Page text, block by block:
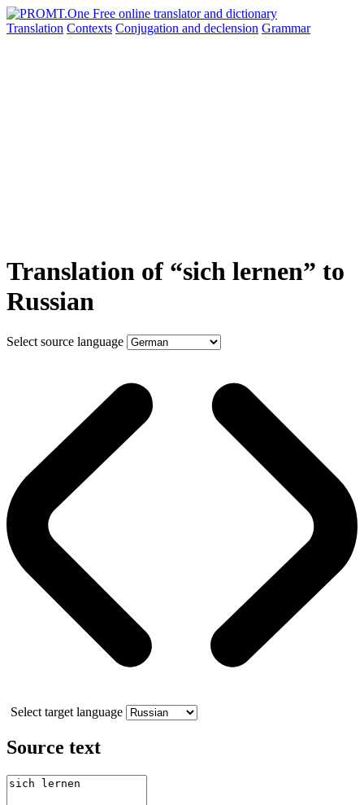
Translation Contexts Conjugation and declension Grammar
Translation of “sich lernen” to
Russian
Select source language
Select target language
Source text